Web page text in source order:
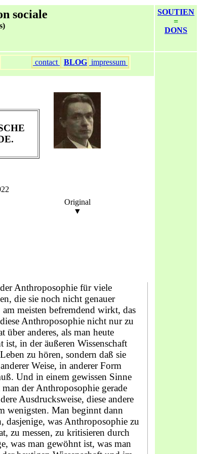
sociale
SOUTIEN
=
DONS
contact BLOG impressum
Original
▼
Anthroposophie für viele
die sie noch nicht genauer
am meisten befremdend wirkt, das
Anthroposophie nicht nur zu
über anderes, als man heute
ist, in der äußeren Wissenschaft
zu hören, sondern daß sie
Weise, in anderer Form
Und in einem gewissen Sinne
man der Anthroposophie gerade
Ausdrucksweise, diese andere
wenigsten. Man beginnt dann
dasjenige, was Anthroposophie zu
zu messen, zu kritisieren durch
was man gewöhnt ist, was man